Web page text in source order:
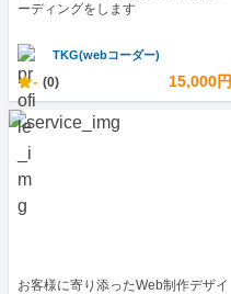
ーディングをします
TKG(webコーダー)
- (0) 15,000円
お客様に寄り添ったWeb制作デザイ